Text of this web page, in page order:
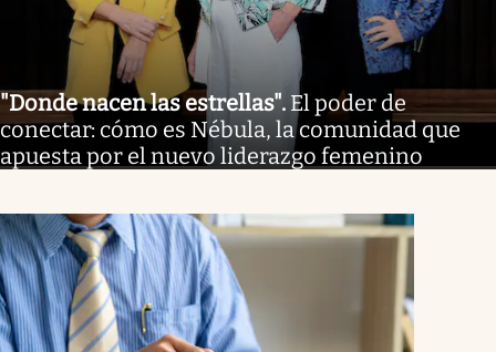
"Donde nacen las estrellas". El poder de
conectar: cómo es Nébula, la comunidad que
apuesta por el nuevo liderazgo femenino